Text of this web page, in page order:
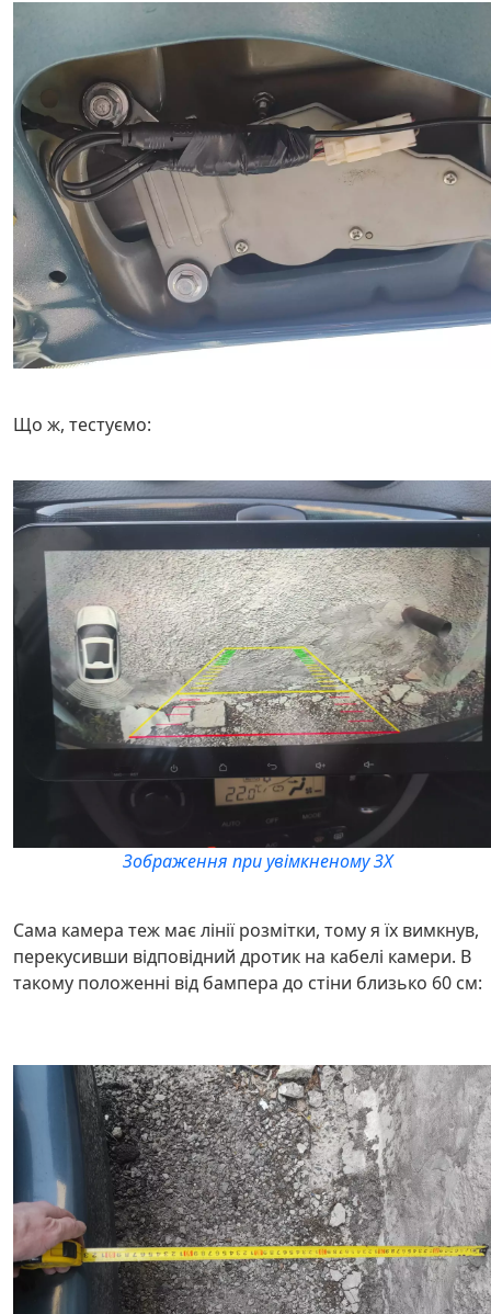
Що ж, тестуємо:
Зображення при увімкненому ЗХ
Сама камера теж має лінії розмітки, тому я їх вимкнув,
перекусивши відповідний дротик на кабелі камери. В
такому положенні від бампера до стіни близько 60 см: